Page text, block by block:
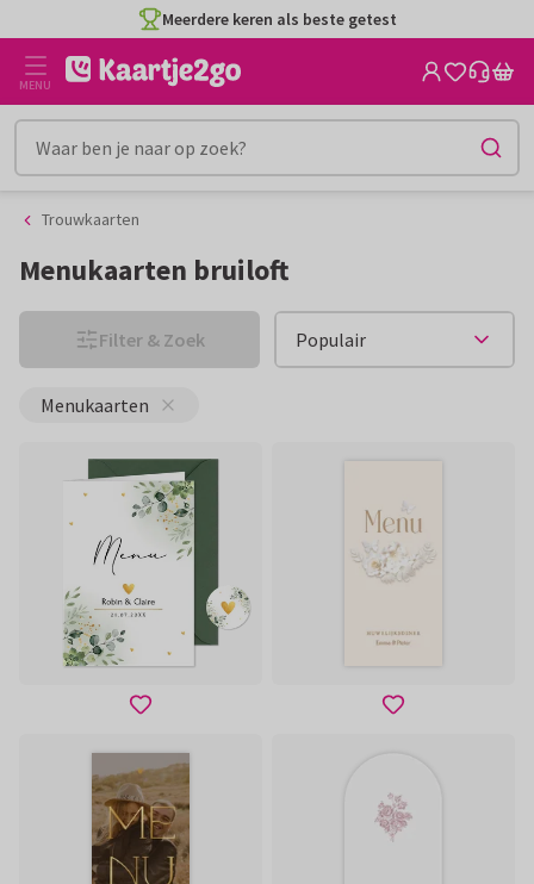
naar
inhoud
naar
het
filter
CO2-neutraal gedrukt
MENU
Trouwkaarten
Menukaarten bruiloft
Filter & Zoek
Menukaarten